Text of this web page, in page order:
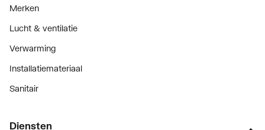
Merken
Lucht & ventilatie
Verwarming
Installatiemateriaal
Sanitair
Diensten